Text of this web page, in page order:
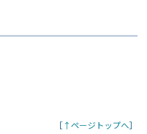
［ ↑ページトップへ］